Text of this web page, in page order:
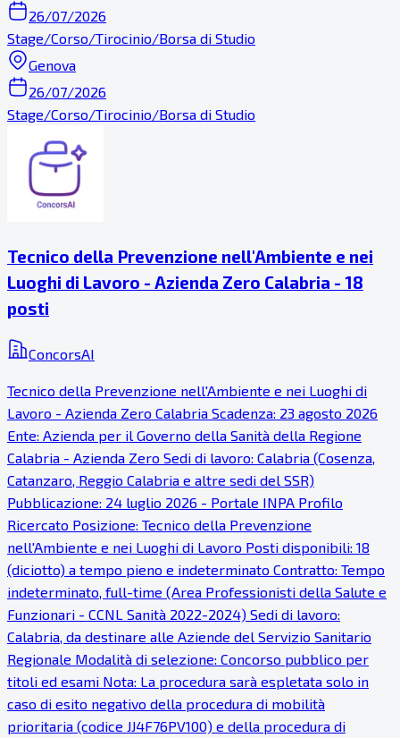
26/07/2026
Stage/Corso/Tirocinio/Borsa di Studio
Genova
26/07/2026
Stage/Corso/Tirocinio/Borsa di Studio
Tecnico della Prevenzione nell'Ambiente e nei
Luoghi di Lavoro - Azienda Zero Calabria - 18
posti
ConcorsAI
Tecnico della Prevenzione nell'Ambiente e nei Luoghi di
Lavoro - Azienda Zero Calabria Scadenza: 23 agosto 2026
Ente: Azienda per il Governo della Sanità della Regione
Calabria - Azienda Zero Sedi di lavoro: Calabria (Cosenza,
Catanzaro, Reggio Calabria e altre sedi del SSR)
Pubblicazione: 24 luglio 2026 - Portale INPA Profilo
Ricercato Posizione: Tecnico della Prevenzione
nell'Ambiente e nei Luoghi di Lavoro Posti disponibili: 18
(diciotto) a tempo pieno e indeterminato Contratto: Tempo
indeterminato, full-time (Area Professionisti della Salute e
Funzionari - CCNL Sanità 2022-2024) Sedi di lavoro:
Calabria, da destinare alle Aziende del Servizio Sanitario
Regionale Modalità di selezione: Concorso pubblico per
titoli ed esami Nota: La procedura sarà espletata solo in
caso di esito negativo della procedura di mobilità
prioritaria (codice JJ4F76PV100) e della procedura di